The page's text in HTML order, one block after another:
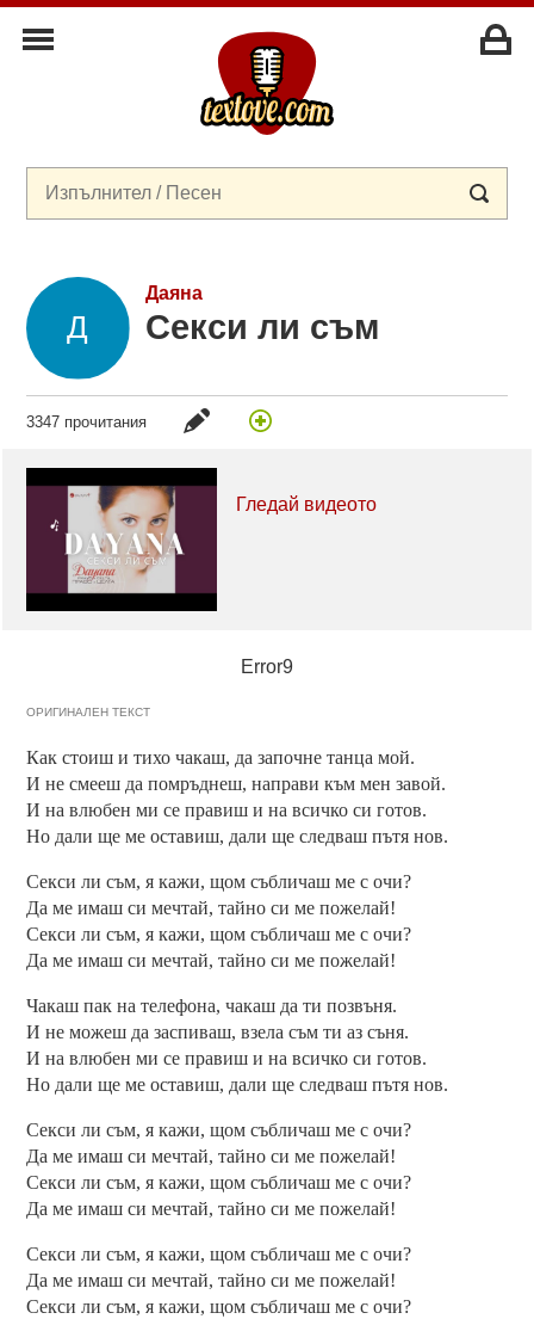
Даяна
Секси ли съм
3347 прочитания
Гледай видеото
Error9
ОРИГИНАЛЕН ТЕКСТ
Как стоиш и тихо чакаш, да започне танца мой.
И не смееш да помръднеш, направи към мен завой.
И на влюбен ми се правиш и на всичко си готов.
Но дали ще ме оставиш, дали ще следваш пътя нов.
Секси ли съм, я кажи, щом събличаш ме с очи?
Да ме имаш си мечтай, тайно си ме пожелай!
Секси ли съм, я кажи, щом събличаш ме с очи?
Да ме имаш си мечтай, тайно си ме пожелай!
Чакаш пак на телефона, чакаш да ти позвъня.
И не можеш да заспиваш, взела съм ти аз съня.
И на влюбен ми се правиш и на всичко си готов.
Но дали ще ме оставиш, дали ще следваш пътя нов.
Секси ли съм, я кажи, щом събличаш ме с очи?
Да ме имаш си мечтай, тайно си ме пожелай!
Секси ли съм, я кажи, щом събличаш ме с очи?
Да ме имаш си мечтай, тайно си ме пожелай!
Секси ли съм, я кажи, щом събличаш ме с очи?
Да ме имаш си мечтай, тайно си ме пожелай!
Секси ли съм, я кажи, щом събличаш ме с очи?